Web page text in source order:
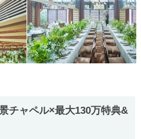
チャペル×最大130万特典&